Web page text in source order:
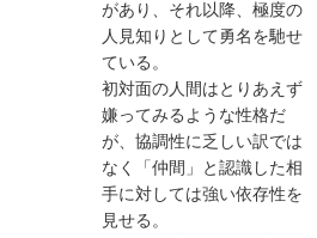
があり、それ以降、極度の
人見知りとして勇名を馳せ
ている。
初対面の人間はとりあえず
嫌ってみるような性格だ
が、協調性に乏しい訳では
なく「仲間」と認識した相
手に対しては強い依存性を
見せる。